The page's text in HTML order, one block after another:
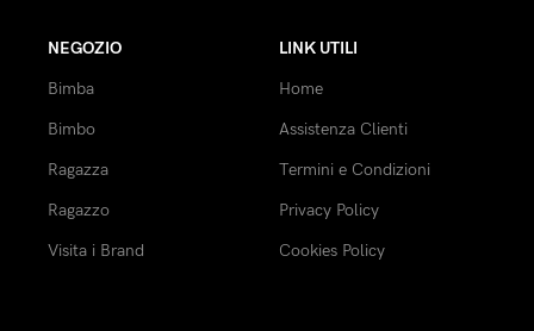
NEGOZIO
Bimba
Bimbo
Ragazza
Ragazzo
Visita i Brand
LINK UTILI
Home
Assistenza Clienti
Termini e Condizioni
Privacy Policy
Cookies Policy